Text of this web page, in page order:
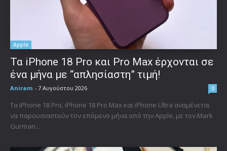
Apple
Τα iPhone 18 Pro και Pro Max έρχονται σε
ένα μήνα με “απλησίαστη” τιμή!
Aniram - 7 Αυγούστου 2026 0
Τα iPhone 18 Pro, iPhone 18 Pro Max και iPhone Ultra αναμένεται
να παρουσιαστούν τον επόμενο μήνα από την Apple, με τον Mark
Gurman...